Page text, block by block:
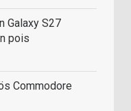
Galaxy S27
pois
Commodore